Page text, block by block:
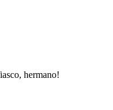
hermano!